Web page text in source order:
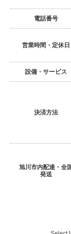
電話番号
営業時間・定休日
設備・サービス
決済方法
旭川市内配達・全
発送